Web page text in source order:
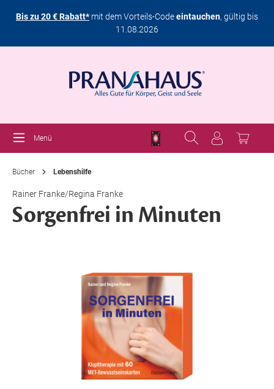
Bis zu 20 € Rabatt*mit dem Vorteils-Codeeintauchen, gültig bis
11.08.2026
Menü
Bücher Lebenshilfe
Rainer Franke/Regina Franke
Sorgenfrei in Minuten